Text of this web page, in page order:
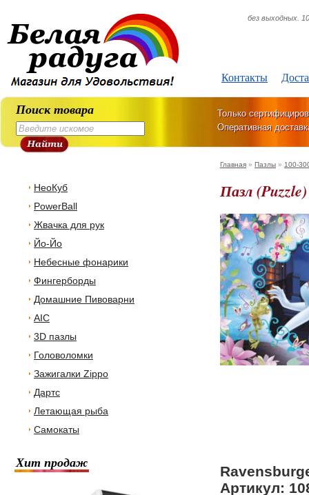
Контакты
без выходных.
Поиск товара
Только
Оперативная
НеоКуб
PowerBall
Жвачка для рук
Йо-Йо
Небесные фонарики
Фингерборды
Домашние Пивоварни
AIC
3D пазлы
Головоломки
Зажигалки Zippo
Дартс
Летающая рыба
Самокаты
Хит продаж
Главная » Пазлы » 100-
Пазл
Артикул: